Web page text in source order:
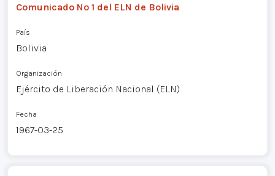
Comunicado Nº 1 del ELN de Bolivia
País
Bolivia
Organización
Ejército de Liberación Nacional (ELN)
Fecha
1967-03-25